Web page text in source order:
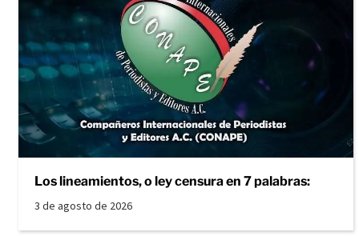
Los lineamientos, o ley censura en 7 palabras:
3 de agosto de 2026